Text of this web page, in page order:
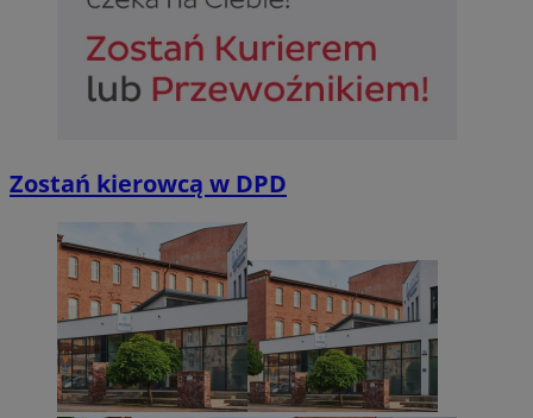
Zostań kierowcą w DPD
Niezbędne pliki cookie umożliwiają korzystanie z podstawowych
takich jak logowanie użytkownika i zarządzanie kontem. Bez
można prawidłowo korzystać ze strony internetowej.
Nazwa
Provider /
Domena
MvSessID sosnowiecki.pl
euds .rfihub.com